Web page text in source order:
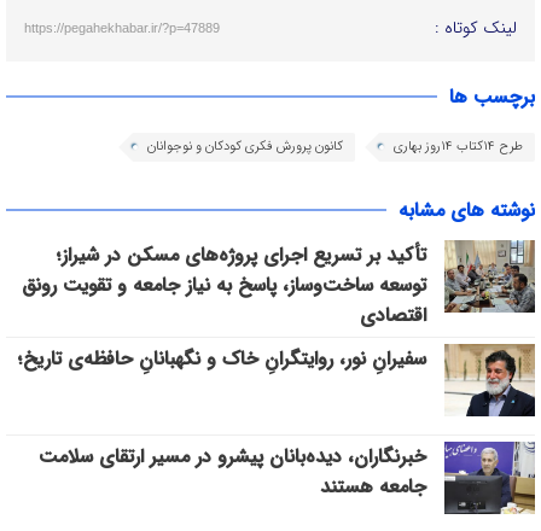
لینک کوتاه : https://pegahekhabar.ir/?p=47889
برچسب ها
طرح ۱۴کتاب ۱۴روز بهاری کانون پرورش فکری کودکان و نوجوانان
نوشته های مشابه
تأکید بر تسریع اجرای پروژه‌های مسکن در شیراز؛
توسعه ساخت‌وساز، پاسخ به نیاز جامعه و تقویت رونق
اقتصادی
سفیرانِ نور، روایتگرانِ خاک و نگهبانانِ حافظه‌ی تاریخ؛
خبرنگاران، دیده‌بانان پیشرو در مسیر ارتقای سلامت
جامعه هستند